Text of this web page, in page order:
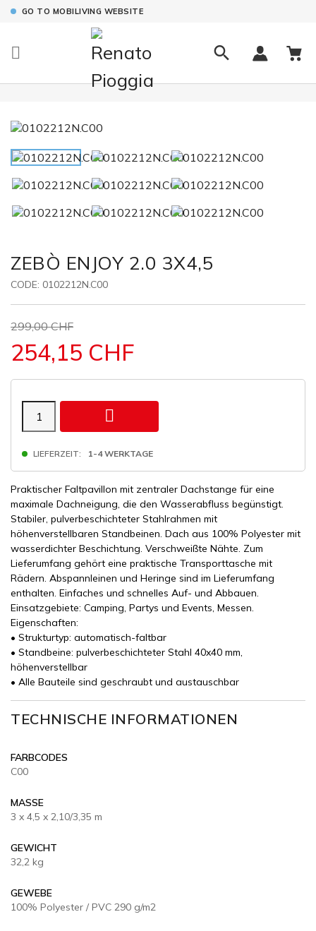
GO TO MOBILIVING WEBSITE

ZEBÒ ENJOY 2.0 3X4,5
CODE: 0102212N.C00
299,00 CHF
254,15 CHF

LIEFERZEIT: 1-4 WERKTAGE
Praktischer Faltpavillon mit zentraler Dachstange für eine
maximale Dachneigung, die den Wasserabfluss begünstigt.
Stabiler, pulverbeschichteter Stahlrahmen mit
höhenverstellbaren Standbeinen. Dach aus 100% Polyester mit
wasserdichter Beschichtung. Verschweißte Nähte. Zum
Lieferumfang gehört eine praktische Transporttasche mit
Rädern. Abspannleinen und Heringe sind im Lieferumfang
enthalten. Einfaches und schnelles Auf- und Abbauen.
Einsatzgebiete: Camping, Partys und Events, Messen.
Eigenschaften:
• Strukturtyp: automatisch-faltbar
• Standbeine: pulverbeschichteter Stahl 40x40 mm,
höhenverstellbar
• Alle Bauteile sind geschraubt und austauschbar
TECHNISCHE INFORMATIONEN
FARBCODES
C00
MASSE
3 x 4,5 x 2,10/3,35 m
GEWICHT
32,2 kg
GEWEBE
100% Polyester / PVC 290 g/m2